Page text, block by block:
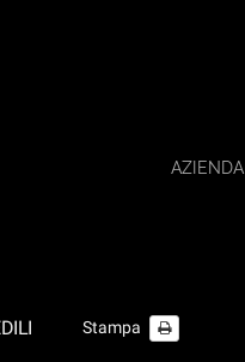
AZIENDA
Stampa